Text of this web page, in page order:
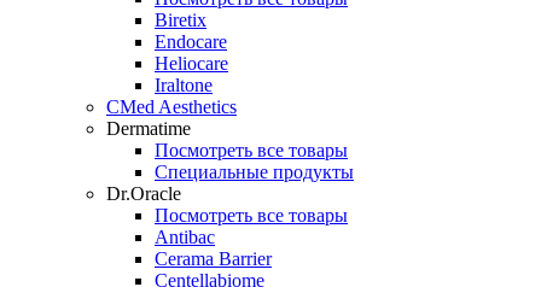
Biretix
Endocare
Heliocare
Iraltone
CMed Aesthetics
Dermatime
Посмотреть все товары
Специальные продукты
Dr.Oracle
Посмотреть все товары
Antibac
Cerama Barrier
Centellabiome